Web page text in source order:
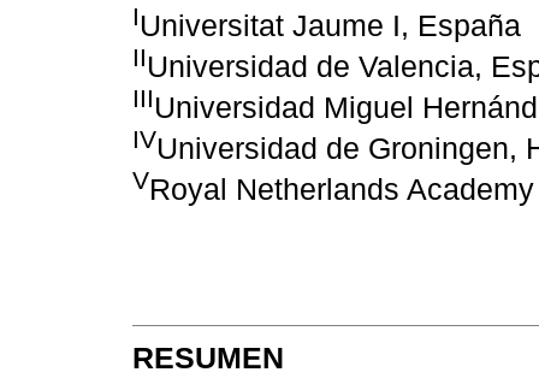
IUniversitat Jaume I, España
IIUniversidad de Valencia,
IIIUniversidad Miguel
IVUniversidad de Groningen,
VRoyal Netherlands
RESUMEN